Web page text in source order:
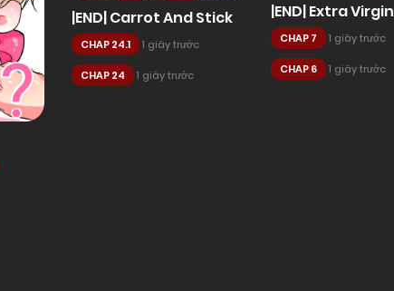
|END| Carrot And Stick
CHAP 24.1 1 giây trước
CHAP 24 1 giây trước
|END| Extra Virgin
CHAP 7 1 giây trước
CHAP 6 1 giây trước